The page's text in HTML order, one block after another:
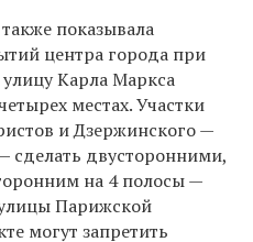
также показывала
центра города при
улицу Карла Маркса
местах. Участки
и Дзержинского —
сделать двусторонними,
на 4 полосы —
Парижской
могут запретить